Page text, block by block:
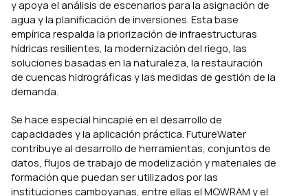
y apoya el análisis de escenarios para la asignación de
agua y la planificación de inversiones. Esta base
empírica respalda la priorización de infraestructuras
hídricas resilientes, la modernización del riego, las
soluciones basadas en la naturaleza, la restauración
de cuencas hidrográficas y las medidas de gestión de la
demanda.
Se hace especial hincapié en el desarrollo de
capacidades y la aplicación práctica. FutureWater
contribuye al desarrollo de herramientas, conjuntos de
datos, flujos de trabajo de modelización y materiales de
formación que puedan ser utilizados por las
instituciones camboyanas, entre ellas el MOWRAM y el